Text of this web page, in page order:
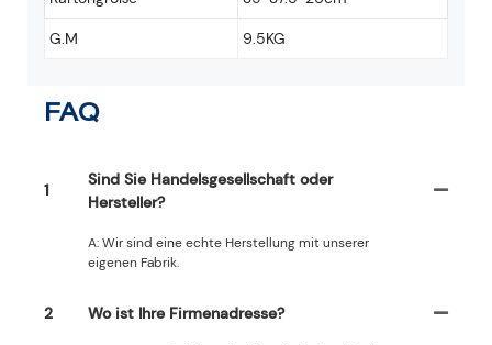
G.M 9.5KG
FAQ
1
Sind Sie Handelsgesellschaft oder
Hersteller?
A: Wir sind eine echte Herstellung mit unserer
eigenen Fabrik.
2 Wo ist Ihre Firmenadresse?